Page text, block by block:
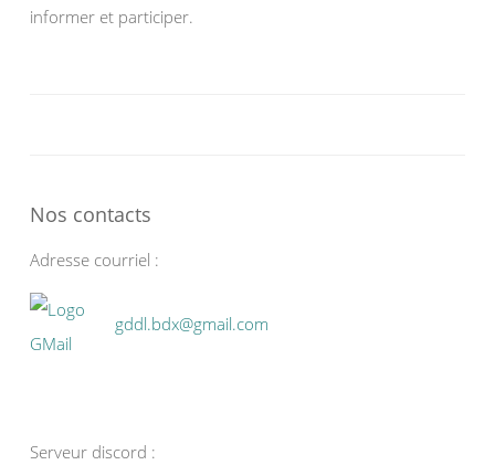
informer et participer.
Nos contacts
Adresse courriel :
gddl.bdx@gmail.com
Serveur discord :